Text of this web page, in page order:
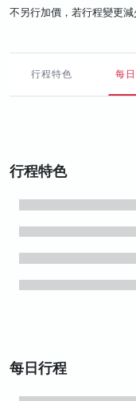
不另行加價，若行程變更減
行程特色 每
行程特色
每日行程